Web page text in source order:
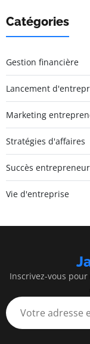
Catégories
Gestion financière
Lancement
Marketing
Stratégies d'affaires
Succès
Vie d'entreprise
Inscrivez-vous